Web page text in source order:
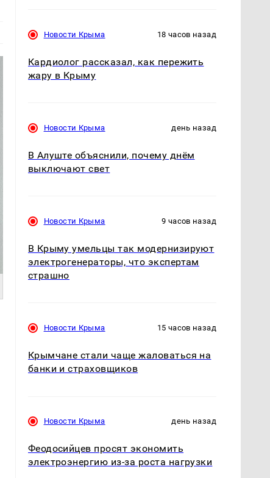
Новости Крыма 18 часов назад
Кардиолог рассказал, как пережить
жару в Крыму
Новости Крыма день назад
В Алуште объяснили, почему днём
выключают свет
Новости Крыма 9 часов назад
В Крыму умельцы так модернизируют
электрогенераторы, что экспертам
страшно
Новости Крыма 15 часов назад
Крымчане стали чаще жаловаться на
банки и страховщиков
Новости Крыма день назад
Феодосийцев просят экономить
электроэнергию из-за роста нагрузки